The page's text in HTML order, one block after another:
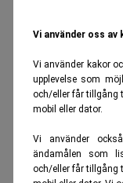
Vi använder oss av
Vi använder kakor
upplevelse som
och/eller får tillgång
mobil eller dator.
Vi använder
ändamålen som
och/eller får tillgång